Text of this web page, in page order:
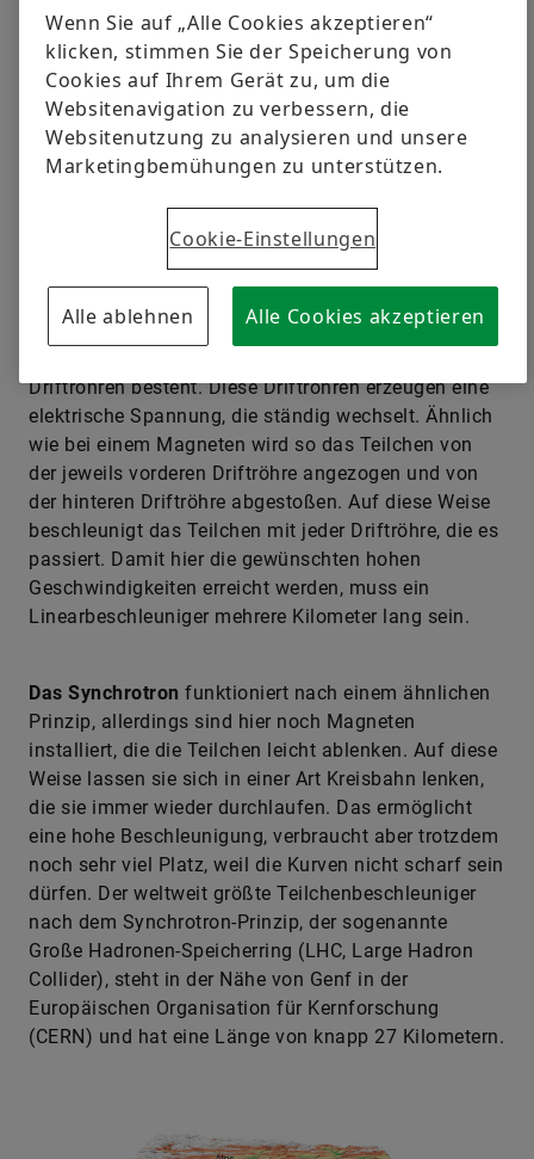
kurzen Blick zu erhaschen auf neue, noch kleinere
Teilchen, die so womöglich entstehen.
Die Länge macht’s
Geschwindigkeiten der Teilchen erreichen lassen.
Der Linearbeschleuniger ist eine sehr lange Röhre,
Driftröhren besteht. Diese Driftröhren erzeugen eine
elektrische Spannung, die ständig wechselt. Ähnlich
wie bei einem Magneten wird so das Teilchen von
der jeweils vorderen Driftröhre angezogen und von
der hinteren Driftröhre abgestoßen. Auf diese Weise
beschleunigt das Teilchen mit jeder Driftröhre, die es
passiert. Damit hier die gewünschten hohen
Geschwindigkeiten erreicht werden, muss ein
Linearbeschleuniger mehrere Kilometer lang sein.
Das Synchrotron funktioniert nach einem ähnlichen
Prinzip, allerdings sind hier noch Magneten
installiert, die die Teilchen leicht ablenken. Auf diese
Weise lassen sie sich in einer Art Kreisbahn lenken,
die sie immer wieder durchlaufen. Das ermöglicht
eine hohe Beschleunigung, verbraucht aber trotzdem
noch sehr viel Platz, weil die Kurven nicht scharf sein
dürfen. Der weltweit größte Teilchenbeschleuniger
nach dem Synchrotron-Prinzip, der sogenannte
Große Hadronen-Speicherring (LHC, Large Hadron
Collider), steht in der Nähe von Genf in der
Europäischen Organisation für Kernforschung
(CERN) und hat eine Länge von knapp 27 Kilometern.
Wenn Sie auf „Alle Cookies akzeptieren“
klicken, stimmen Sie der Speicherung von
Cookies auf Ihrem Gerät zu, um die
Websitenavigation zu verbessern, die
Websitenutzung zu analysieren und unsere
Marketingbemühungen zu unterstützen.
Cookie-Einstellungen
Alle ablehnen Alle Cookies akzeptieren